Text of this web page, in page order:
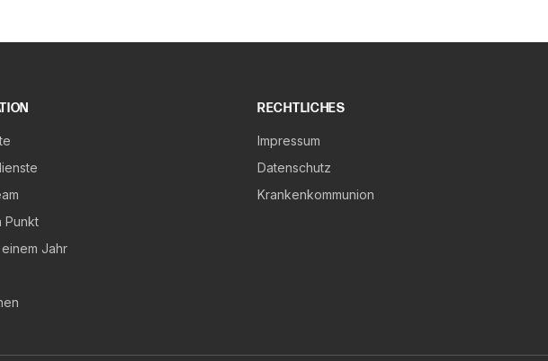
Punkt
Jahr
RECHTLICHES
Impressum
Datenschutz
Krankenkommunion